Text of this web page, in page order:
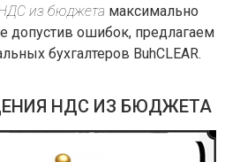
из бюджета максимально
допустив ошибок, предлагаем
бухгалтеров BuhCLEAR.
НДС ИЗ БЮДЖЕТА